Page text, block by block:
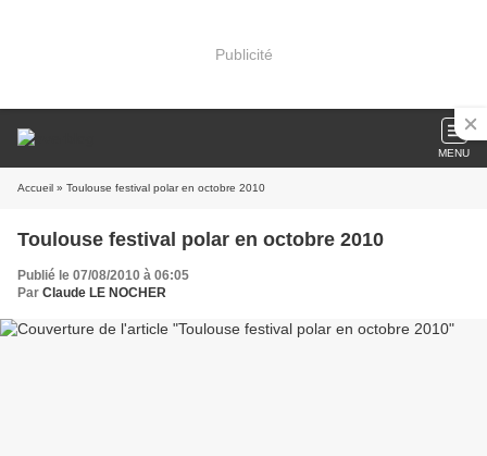
Publicité
MENU
Accueil » Toulouse festival polar en octobre 2010
Toulouse festival polar en octobre 2010
Publié le 07/08/2010 à 06:05
Par Claude LE NOCHER